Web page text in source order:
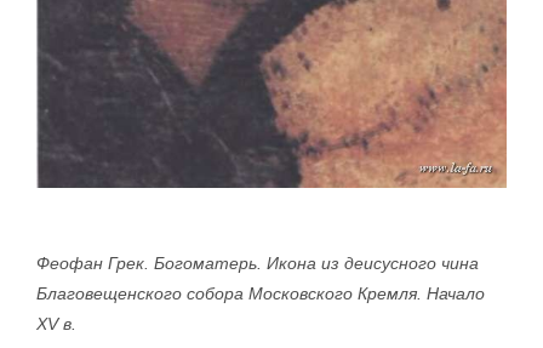
Феофан Грек. Богоматерь. Икона из деисусного чина
Благовещенского собора Мо­сковского Кремля. Начало
XV в.